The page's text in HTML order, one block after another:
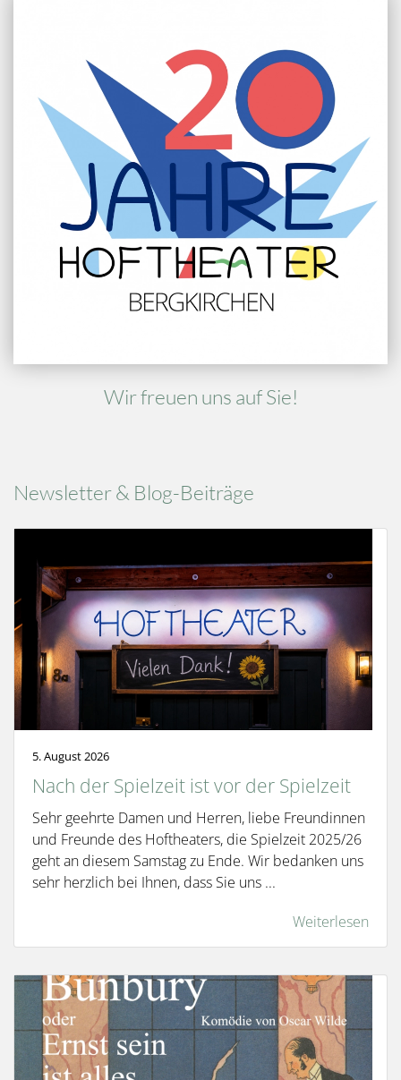
Wir freuen uns auf Sie!
Newsletter & Blog-Beiträge
5. August 2026
Nach der Spielzeit ist vor der Spielzeit
Sehr geehrte Damen und Herren, liebe Freundinnen
und Freunde des Hoftheaters, die Spielzeit 2025/26
geht an diesem Samstag zu Ende. Wir bedanken uns
sehr herzlich bei Ihnen, dass Sie uns ...
Weiterlesen